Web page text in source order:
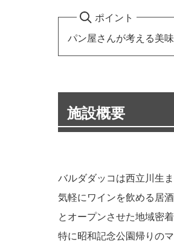
ポイント
パン屋さんが考える美
施設概要
バルダダッコは西立川生
気軽にワインを飲める居
とオープンさせた地域密
特に昭和記念公園帰りの